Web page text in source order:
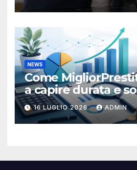
NEWS
Come
a capire durata e
della rata
16 LUGLIO 2026 ADMIN